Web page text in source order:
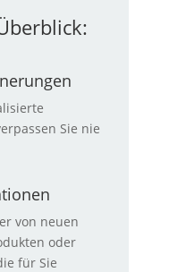
Sie nie
von neuen
oder
für Sie